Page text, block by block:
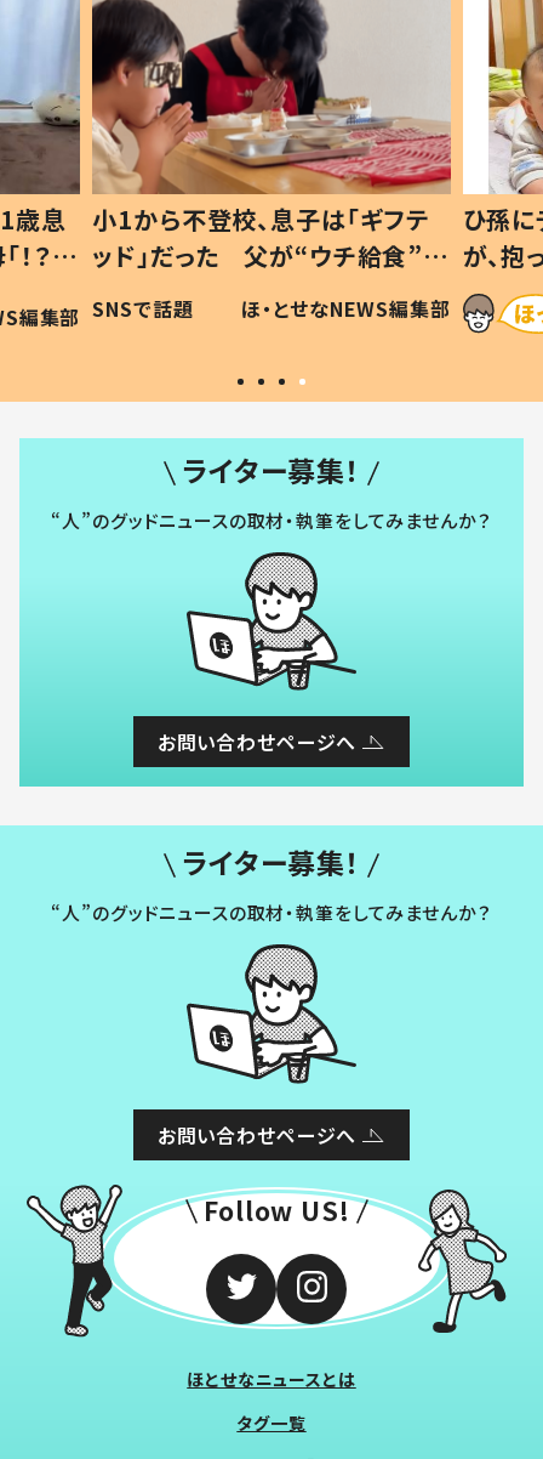
歳息
？」
編集部
小1から不登校、息子は「ギフテ
ッド」だった 父が“ウチ給食”を
作り続ける理由とは #令和の親
#令和の子
SNSで話題 ほ・とせなNEWS編集部
ひ孫
が、
「涙が
い」
ライター募集！
“人”のグッドニュースの取材・執筆をしてみませんか？
お問い合わせページへ
ライター募集！
“人”のグッドニュースの取材・執筆をしてみませんか？
お問い合わせページへ
Follow US!
ほとせなニュースとは
タグ一覧